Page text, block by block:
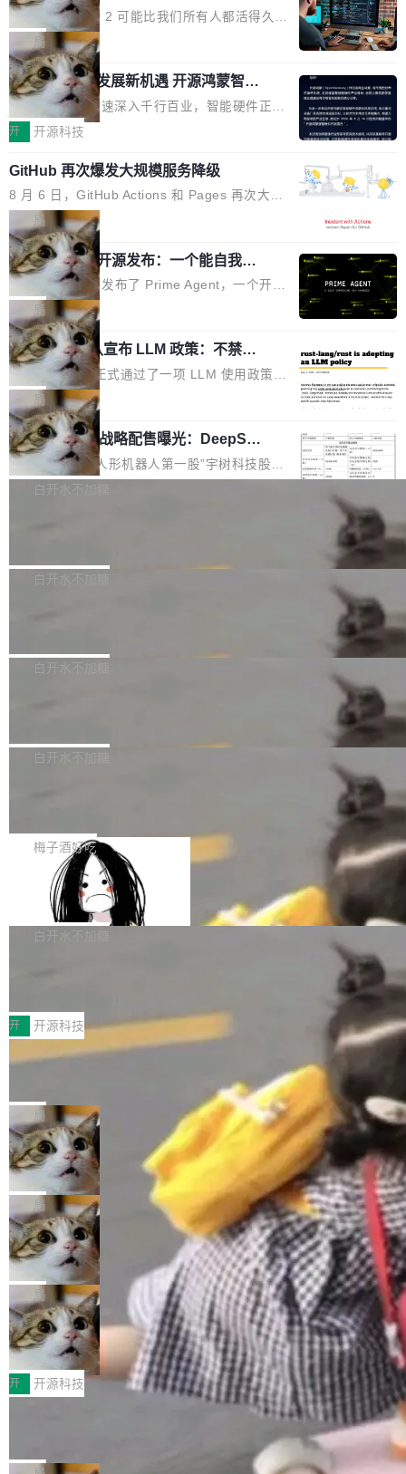
话，他是说出了一个圈内人尽皆知但很少公开捅
破的事实。 Jordan 随后补充了一句软化声明：
「我不认为这些会议上大部分论文都在过度宣传
或造假。问题是，作为读者，如果你筛选出那些
看起来最令人兴奋的论文，那它们大部分都是过
度宣传的。」 这才是真正的痛点。不是所有论文
都有问题，是最吸引眼球的那批论文最有问题。
他引用的帖子来自 Mathew Shen，一位 ICLR 2
026 的读者：「看了篇 ...
3 开源项目
Flash Attention 2 可能比我们所有人都活得久。
这句话不是来自某个技术博客，而是出自 Hieu
Pham 的一条推文。Hieu Pham 是谁？他是 xAI
的早期工程师之一，在 Grok 训练基础设施团队
工作过。近日他在 X 上发了一条帖子，列出了他
认为现代 AI 领域最重要的三个开源项目。 第一
个名字毫无悬念：Flash Attention 2。 Hieu 的
理由很具体。FA 系列不需要解释，但 FA2 是他
认为最重要的一个——复杂度恰到好处，刚好能
驱动你去学 CuTe，但还没被那些"邪恶的" Hopp
er++ 优化所淹没，足够容易修改和适配。 更关
键的是 FA2 的持久性...
局
共商智能硬件发展新机遇 开源鸿蒙智能
硬件开发者日杭州站即将举行
随着万物智联加速深入千行百业，智能硬件正从
单点设备迈向智能化、网联化、协同化发展。作
鸿蒙通过统一技术底座和分布式能力，为不同类
型智能设备的开发、连接与互联提供关键支撑，
也为产业链企业探索产品创新与商业增长打开新
的空间。 8月14日，开源鸿蒙智能硬件开发者日
（OHDD：OpenHarmony Hardware Develope
r Day）将在杭州启航。活动面向智能硬件产业
链企业和开发者，邀请行业专家与资深技术顾
问，围绕开源鸿蒙技术能力、设备适配、芯片适
配、功耗与稳定性调优、兼容性测评及统一互联
等内容展开系统讲解和实战交流，帮助企业进一
步了解开源鸿蒙在智能...
开 开源科技
GitHub 再次爆发大规模服务降级
8 月 6 日，GitHub Actions 和 Pages 再次大规
模服务降级，Actions 完全不可用超过 5 小时，
webhook 停发，连自托管 runner 也因调度层故
障无法工作。Pages、Copilot code review、C
opilot coding agent 全部受影响。从检测到完全
恢复，大约 12 小时。 这是 2026 年 8 月的第六
起事故，其中四起与 AI/Copilot 服务相关。 Git
Hub 员工 kdaigle 在 HN 讨论中贴出了一组数
据：2025 年全年 10 亿次 commit。现在，每周
2.75 亿次，全年预计 140 亿次。GitHub...
局
Prime Agent 开源发布：一个能自我改
进的编程 Agent，ARC-AGI 3 超越人类
专家基线
Prime Intellect 发布了 Prime Agent，一个开源
的编程 Agent Harness，核心设计围绕两个抽
象：Recursive Language Model（RLM）和 C
ontinual Harness。在 ARC-AGI 3 基准测试
上，Prime Agent + Opus 5 的组合达到了 95.
5% RHAE Best@1，超过了 ARC 报告的人类专
家基线 95.4%。 不是又一个 coding agent 包装
器 Prime Agent 的架构和市面上大多数 coding
agent 有本质区别。大多数 agent harness 的设
计是基于早期模型的能力—...
局
Rust 项目团队宣布 LLM 政策：不禁
止，但你要承认哪些代码不是你写的
Rust 语言项目正式通过了一项 LLM 使用政策，
覆盖 rust-lang/rust 单一仓库的代码贡献。这不
是项目级别的官方立场，目前由五个团队采纳，
但它可能是主流开源项目中关于 AI 辅助贡献最
细致的一份规则。 政策的核心只有一句话：LLM
可以用来分析、提炼、审阅、建议，但不能用来
不得生成涉及安全性的关键变更，除非作者本身
局
宇树科技 IPO 战略配售曝光：DeepSe
ek 获配 93.3 万股，锁定 36 个月
8月6日晚间，“人形机器人第一股”宇树科技股份
有限公司披露IPO发行价格及战略配售结果，杭
36个月。 公告显示，本次宇树科技战略配售对
员工参与设立的专项资产管理计划。其中，Dee
获配9...
白开水不加糖
Bug fixes and enhancements 修复多次传递同
一个回归问题，该问题导致拉取镜像时会拒绝包
题，该问题可能导致在旧版 Linux 内核...
白开水不加糖
e 孵化器项目管理委员会（IPMC）投票中获得
P）！这一里程碑不仅标志着 Fluss 迈入新的发
白开水不加糖
长期停止内容更新，未能实现其作为“AI版维基百
提交的编辑请求也长期处于待处理状态。 Groki
pedia 于去年底上线，定位为由人工智能生成内
容的百科平台，被马斯克视为传统众包百科网站
维基百科的替代方案。Lawfare 调查发现，无论
热门页面还是低关注度页面，均未出现近期更
白开水不加糖
是这样的：配 MessageSource 的 Bean、写 R
eloadableResourceBundleMessageSource、
声明 LocaleResolver、注册 LocaleChangeInt
erceptor…五六步之后才能看到第一行翻译文
本。 Solon 换了个方式。整个 i18n 模块围绕三
梅子酒好吃
Apache Doris 4.1 全面增强 Iceberg：
支持 UPDATE、MERGE INTO 与 Iceb
erg V3
Apache Doris 4.1 要补齐的，正是缺失的那一
半。在已有查询能力的基础上，Doris 进一步支
常维护操作，并完整支持 Iceberg V3 格式。
白开水不加糖
村国家自主创新示范区会议中心开幕。本届大会
由中关村智联软件服务业质量创新联盟主办，以
“智构可信·质创未来——AI原生时代的质量新范
式”为主题，直面AI从实验室走向规模化产业落地
的核心质量命题。会上，《2026智能研发生产力
工具选型手册》发布，Testin云测的Testin XAge
nt智能测试系统入选AI测试领域代表产品。对CI
O而言，这提示了一个转变：AI测试正在从效率
工具升级为企业的质量基础设施。 CIO面对的新
现实 过去两年，CIO们的焦虑清单上多了两项：
一是如何让大模型和智能体应用安全地从PoC走
向生产，二是如何让测试团队跟得上AI应用...
开 开源科技
让非法状态不可表示：一篇关于 ADT
有一种东西，一旦用过就回不去了。Alex Fedos
eev 管它叫"软件设计的基石"。 他说的东西不新
鲜——代数数据类型（ADT），尤其是和类型
（sum type）。但他说清楚了一件事：这不是类
型系统的学术体操，是日常编码的思维方式。 文
章从一个简单的例子切入。一个网站的深色主题
设置，如果用布尔值 + 可空字段来表示——bool
ean 表示是否可切换，nullable 的默认模式、浅
色方案、深色方案——会产生大量无意义的组
合。方案缺了、配置冲突了、全 null 了。要知道
哪些组合有效，作者说，你得靠"文档、校验、或
者部落知识"。 换个写法。Rust 的 enum，两个
变体：Switchable...
局
Cloudflare 开源内部企业 AI 平台 Clou
dflare OS
Cloudflare 发布了一个开源项目 Cloudflare O
S。如果你只看官方博客，你会觉得这是又一
个"AI 知识库 + 聊天机器人"——每个大厂都在
做，没什么新鲜的。 但 Kenton Varda 在 Twitte
r 上把事情说清楚了： 今天我们发布了 Cloudfla
re OS，一个带连接器的聊天机器人，跟其他所
有科技公司做的一样。只不过，实际上它不一
样。这是 Sandstorm.io 的重制版，我十年前的
那个创业公司。不同的是，这次它构建在 Cloudf
lare Workers 上——我花了九年时间搭建的平台
——并且深度集成了 AI。这基本上是我十年秘密
局
Deno 团队开源 Celld，可自托管的分
布式 Durable Objects
Ryan Dahl 领导的 Deno 团队推出了最新开源项
目 Celld，一个能在自己机器上运行 Cloudflare
Workers 和 Durable Objects 的守护进程。 设
计思路很直接：每个对象是一个独立的 SQLite
数据库，按名称寻址，复制到你自己的 S3 兼容
存储库里。节点之间只通过这个存储库协调——
没有控制平面，没有共识协议。每个对象自带一
个小型数据库，应用天然按分片构建，单个数据
库的竞争和爆炸半径问题在设计层面就被消除
了。 闲置的 cell 会休眠到几乎不占资源。当 cel
局
鲁大师7月新机性能/流畅/AI榜：vivo夺
性能、流畅双第一，三星Galaxy Z系列
新折叠缺席
2026年7月的手机市场，由于存储等硬件成本暴
增，手机厂商的日子也不好过啊，新机速度明显
放缓，因此硝烟味淡了许多。新机参数规格除开
Fold8 / Z Flip8）外，其余要么是中低端机器，
例如iQOO Z11i、REDMI Note 17、REDMI No
开 开源科技
Zed 编辑器团队发布了新项目——DeltaDB，一
个在 git commit 之间记录每一次编辑操作的版